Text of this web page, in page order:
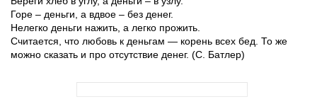
Горе – деньги, а вдвое – без денег.
Нелегко деньги нажить, а легко прожить.
Считается, что любовь к деньгам — корень всех бед. То же
можно сказать и про отсутствие денег. (С. Батлер)